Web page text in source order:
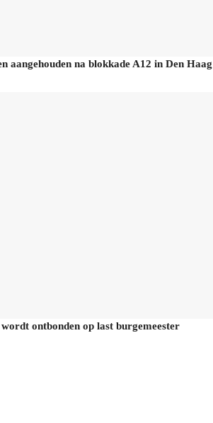
aangehouden na blokkade A12 in Den Haag
ontbonden op last burgemeester